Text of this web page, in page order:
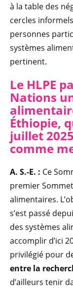
à la table des
cercles
personnes
systèmes
pertinent.
Le HLPE
Nations
Éthiopie,
juillet
comme
A. S.-E. : Ce
premier
alimentaires.
s’est passé
des systèmes
accomplir d’ici
privilégié pour
entre la
d’ailleurs tenir